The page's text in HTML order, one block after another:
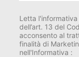
Letta l'informativa
dell’art. 13 del
acconsento al
finalità di
nell'Informativa :